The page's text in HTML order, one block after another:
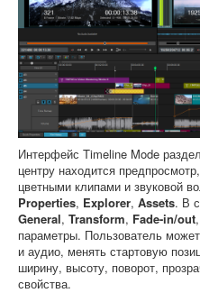
Интерфейс Timeline Mode
центру находится
цветными клипами и звуковой
Properties, Explorer, Assets. В
General, Transform, Fade-in/out,
параметры. Пользователь
и аудио, менять стартовую
ширину, высоту, поворот,
свойства.